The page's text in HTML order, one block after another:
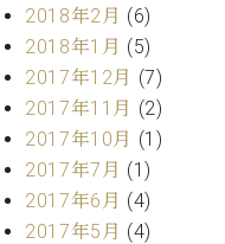
ィ
ジ
ョ
ン
C.BECHSTEIN
Digital(ベ
ヒ
シ
介
展示
情報
【ユ
ーロ
ピア
ノ特
選中
古】
2018年2月 (6)
2018年1月 (5)
2017年12月 (7)
2017年11月 (2)
2017年10月 (1)
2017年7月 (1)
2017年6月 (4)
2017年5月 (4)